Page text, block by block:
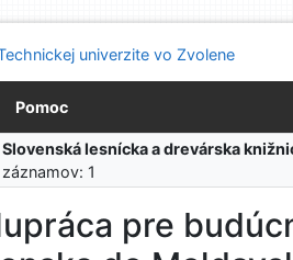
Pomoc
Slovenská lesnícka a drevárska
1
pre